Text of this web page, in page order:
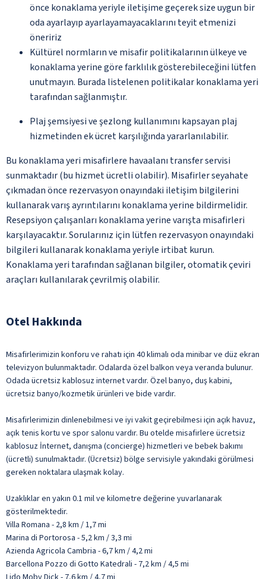
önce konaklama yeriyle iletişime geçerek size uygun bir
oda ayarlayıp ayarlayamayacaklarını teyit etmenizi
öneririz
Kültürel normların ve misafir politikalarının ülkeye ve
konaklama yerine göre farklılık gösterebileceğini lütfen
unutmayın. Burada listelenen politikalar konaklama yeri
tarafından sağlanmıştır.
Plaj şemsiyesi ve şezlong kullanımını kapsayan plaj
hizmetinden ek ücret karşılığında yararlanılabilir.
Bu konaklama yeri misafirlere havaalanı transfer servisi
sunmaktadır (bu hizmet ücretli olabilir). Misafirler seyahate
çıkmadan önce rezervasyon onayındaki iletişim bilgilerini
kullanarak varış ayrıntılarını konaklama yerine bildirmelidir.
Resepsiyon çalışanları konaklama yerine varışta misafirleri
karşılayacaktır. Sorularınız için lütfen rezervasyon onayındaki
bilgileri kullanarak konaklama yeriyle irtibat kurun.
Konaklama yeri tarafından sağlanan bilgiler, otomatik çeviri
araçları kullanılarak çevrilmiş olabilir.
Otel Hakkında
Misafirlerimizin konforu ve rahatı için 40 klimalı oda minibar ve düz ekran
televizyon bulunmaktadır. Odalarda özel balkon veya veranda bulunur.
Odada ücretsiz kablosuz internet vardır. Özel banyo, duş kabini,
ücretsiz banyo/kozmetik ürünleri ve bide vardır.
Misafirlerimizin dinlenebilmesi ve iyi vakit geçirebilmesi için açık havuz,
açık tenis kortu ve spor salonu vardır. Bu otelde misafirlere ücretsiz
kablosuz İnternet, danışma (concierge) hizmetleri ve bebek bakımı
(ücretli) sunulmaktadır. (Ücretsiz) bölge servisiyle yakındaki görülmesi
gereken noktalara ulaşmak kolay.
Uzaklıklar en yakın 0.1 mil ve kilometre değerine yuvarlanarak
gösterilmektedir.
Villa Romana - 2,8 km / 1,7 mi
Marina di Portorosa - 5,2 km / 3,3 mi
Azienda Agricola Cambria - 6,7 km / 4,2 mi
Barcellona Pozzo di Gotto Katedrali - 7,2 km / 4,5 mi